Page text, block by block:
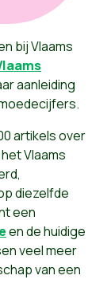
bij Vlaams
aanleiding
artikels over
Vlaams
diezelfde
een
en de huidige
veel meer
van een